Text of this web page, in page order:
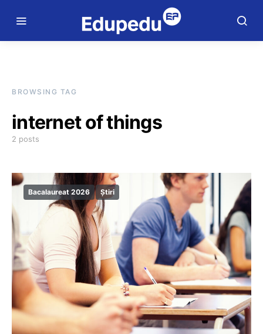
BROWSING TAG
internet of things
2 posts
Bacalaureat 2026 Știri